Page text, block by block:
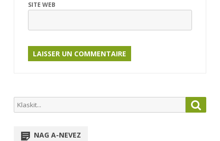
SITE WEB
Search
for:
NAG A-NEVEZ